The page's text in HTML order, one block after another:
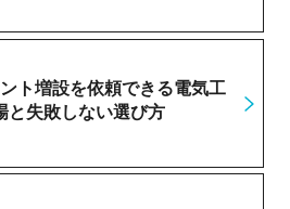
ト増設を依頼できる電気工
と失敗しない選び方